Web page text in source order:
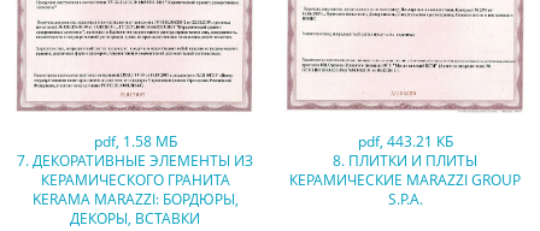
pdf, 1.58 МБ
7. ДЕКОРАТИВНЫЕ ЭЛЕМЕНТЫ ИЗ
КЕРАМИЧЕСКОГО ГРАНИТА
KERAMA MARAZZI: БОРДЮРЫ,
ДЕКОРЫ, ВСТАВКИ
pdf, 443.21 КБ
8. ПЛИТКИ И ПЛИТЫ
КЕРАМИЧЕСКИЕ MARAZZI GROUP
S.P.A.